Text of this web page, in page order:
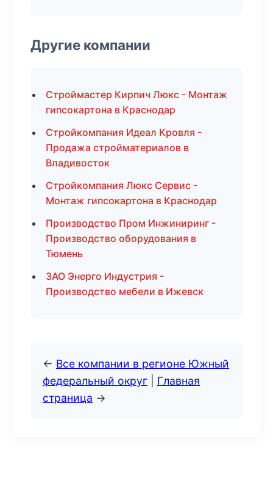
Другие компании
Строймастер Кирпич Люкс - Монтаж
гипсокартона в Краснодар
Стройкомпания Идеал Кровля -
Продажа стройматериалов в
Владивосток
Стройкомпания Люкс Сервис -
Монтаж гипсокартона в Краснодар
Производство Пром Инжиниринг -
Производство оборудования в
Тюмень
ЗАО Энерго Индустрия -
Производство мебели в Ижевск
← Все компании в регионе Южный
федеральный округ
Главная
страница →